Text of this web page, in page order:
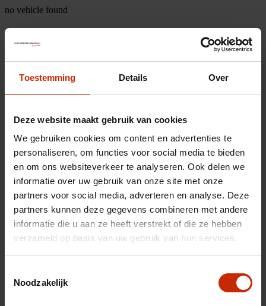
Toestemming Details Over
Deze website maakt gebruik van cookies
We gebruiken cookies om content en advertenties te
personaliseren, om functies voor social media te bieden
en om ons websiteverkeer te analyseren. Ook delen we
informatie over uw gebruik van onze site met onze
partners voor social media, adverteren en analyse. Deze
partners kunnen deze gegevens combineren met andere
informatie die u aan ze heeft verstrekt of die ze hebben
verzameld op basis van uw gebruik van hun services.
Noodzakelijk
no vehicle found